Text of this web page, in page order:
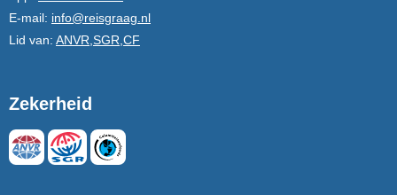
E-mail: info@reisgraag.nl
Lid van: ANVR,SGR,CF
Zekerheid